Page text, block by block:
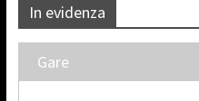
In evidenza
Gare